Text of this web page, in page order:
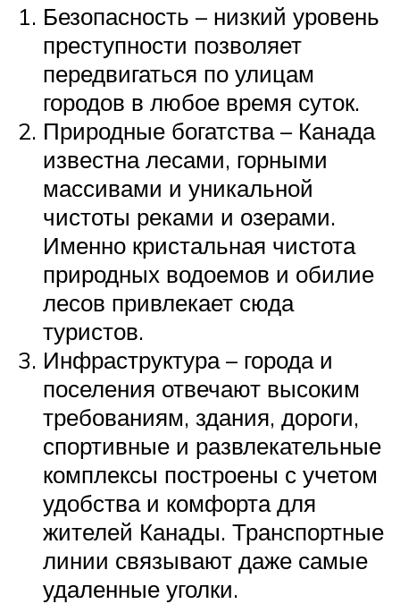
Безопасность – низкий уровень
преступности позволяет
передвигаться по улицам
городов в любое время суток.
Природные богатства – Канада
известна лесами, горными
массивами и уникальной
чистоты реками и озерами.
Именно кристальная чистота
природных водоемов и обилие
лесов привлекает сюда
туристов.
Инфраструктура – города и
поселения отвечают высоким
требованиям, здания, дороги,
спортивные и развлекательные
комплексы построены с учетом
удобства и комфорта для
жителей Канады. Транспортные
линии связывают даже самые
удаленные уголки.